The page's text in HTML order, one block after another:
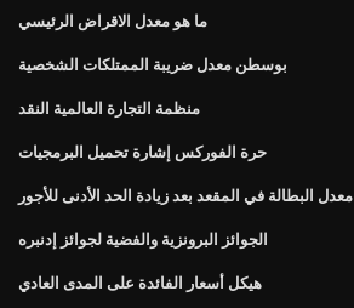
ما هو معدل الاقراض الرئيسي
بوسطن معدل ضريبة الممتلكات الشخصية
منظمة التجارة العالمية النقد
حرة الفوركس إشارة تحميل البرمجيات
معدل البطالة في المقعد بعد زيادة الحد الأدنى للأجور
الجوائز البرونزية والفضية لجوائز إدنبره
هيكل أسعار الفائدة على المدى العادي